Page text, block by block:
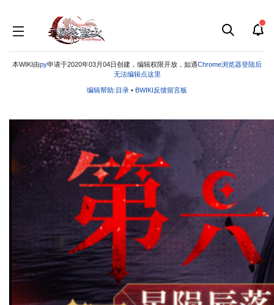
本WIKI由py申请于2020年03月04日创建，编辑权限开放，如遇Chrome浏览器登陆后
无法编辑点这里
编辑帮助:目录 • BWIKI反馈留言板
到
到